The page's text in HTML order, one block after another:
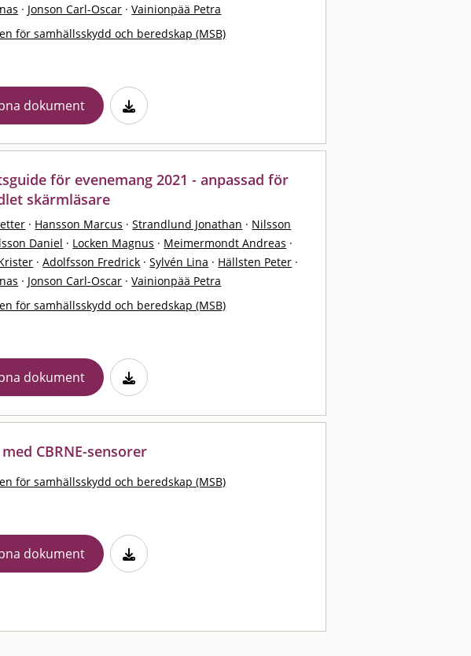
· Jonson Carl-Oscar · Vainionpää Petra
för samhällsskydd och beredskap (MSB)
dokument
för evenemang 2021 - anpassad för
skärmläsare
· Hansson Marcus · Strandlund Jonathan · Nilsson
Daniel · Locken Magnus · Meimermondt Andreas ·
· Adolfsson Fredrick · Sylvén Lina · Hällsten Peter ·
· Jonson Carl-Oscar · Vainionpää Petra
för samhällsskydd och beredskap (MSB)
dokument
CBRNE-sensorer
för samhällsskydd och beredskap (MSB)
dokument